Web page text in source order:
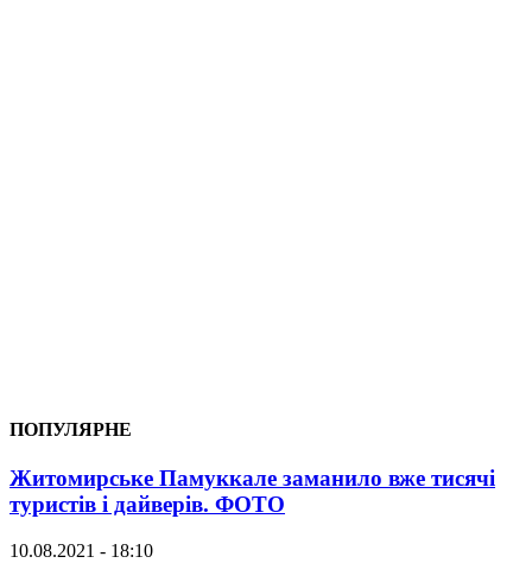
ПОПУЛЯРНЕ
Житомирське Памуккале заманило вже тисячі
туристів і дайверів. ФОТО
10.08.2021 - 18:10